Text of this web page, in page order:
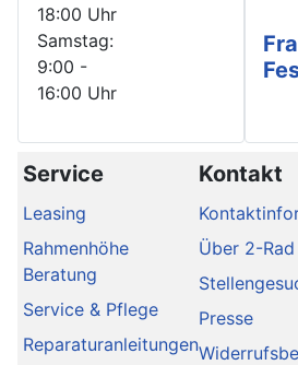
18:00 Uhr
Samstag:
9:00 -
16:00 Uhr
Service
Leasing
Rahmenhöhe
Beratung
Service & Pflege
Reparaturanleitungen
Kontakt
Über 2-
Presse